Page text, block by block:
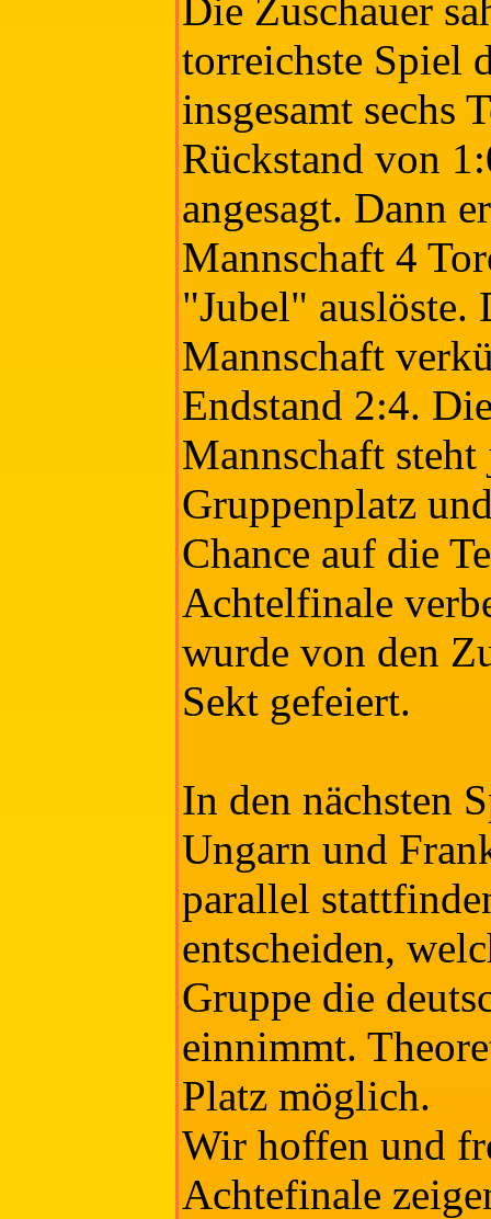
Die Zuschauer
torreichste Spiel
insgesamt sechs
Rückstand von
angesagt. Dann
Mannschaft 4
"Jubel" auslöste.
Mannschaft
Endstand 2:4.
Mannschaft
Gruppenplatz
Chance auf die
Achtelfinale
wurde von den
Sekt gefeiert.
In den nächsten
Ungarn und
parallel
entscheiden,
Gruppe die
einnimmt.
Platz möglich.
Wir hoffen und
Achtefinale